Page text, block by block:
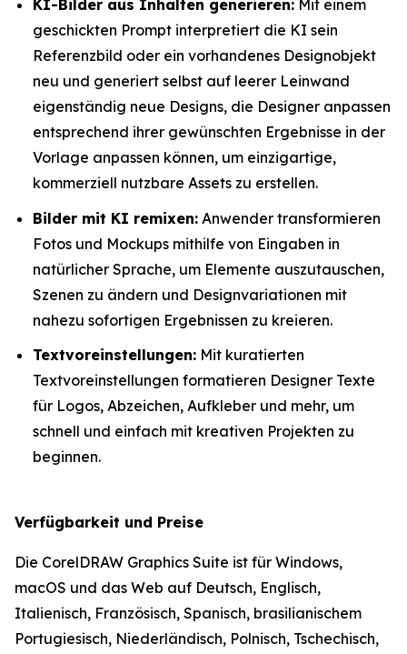
KI-Bilder aus Inhalten generieren: Mit einem
geschickten Prompt interpretiert die KI sein
Referenzbild oder ein vorhandenes Designobjekt
neu und generiert selbst auf leerer Leinwand
eigenständig neue Designs, die Designer anpassen
entsprechend ihrer gewünschten Ergebnisse in der
Vorlage anpassen können, um einzigartige,
kommerziell nutzbare Assets zu erstellen.
Bilder mit KI remixen: Anwender transformieren
Fotos und Mockups mithilfe von Eingaben in
natürlicher Sprache, um Elemente auszutauschen,
Szenen zu ändern und Designvariationen mit
nahezu sofortigen Ergebnissen zu kreieren.
Textvoreinstellungen: Mit kuratierten
Textvoreinstellungen formatieren Designer Texte
für Logos, Abzeichen, Aufkleber und mehr, um
schnell und einfach mit kreativen Projekten zu
beginnen.
Verfügbarkeit und Preise
Die CorelDRAW Graphics Suite ist für Windows,
macOS und das Web auf Deutsch, Englisch,
Italienisch, Französisch, Spanisch, brasilianischem
Portugiesisch, Niederländisch, Polnisch, Tschechisch,